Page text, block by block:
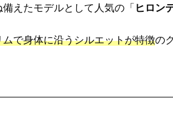
えたモデルとして人気の「 ヒロン
ムで身体に沿うシルエットが特徴の